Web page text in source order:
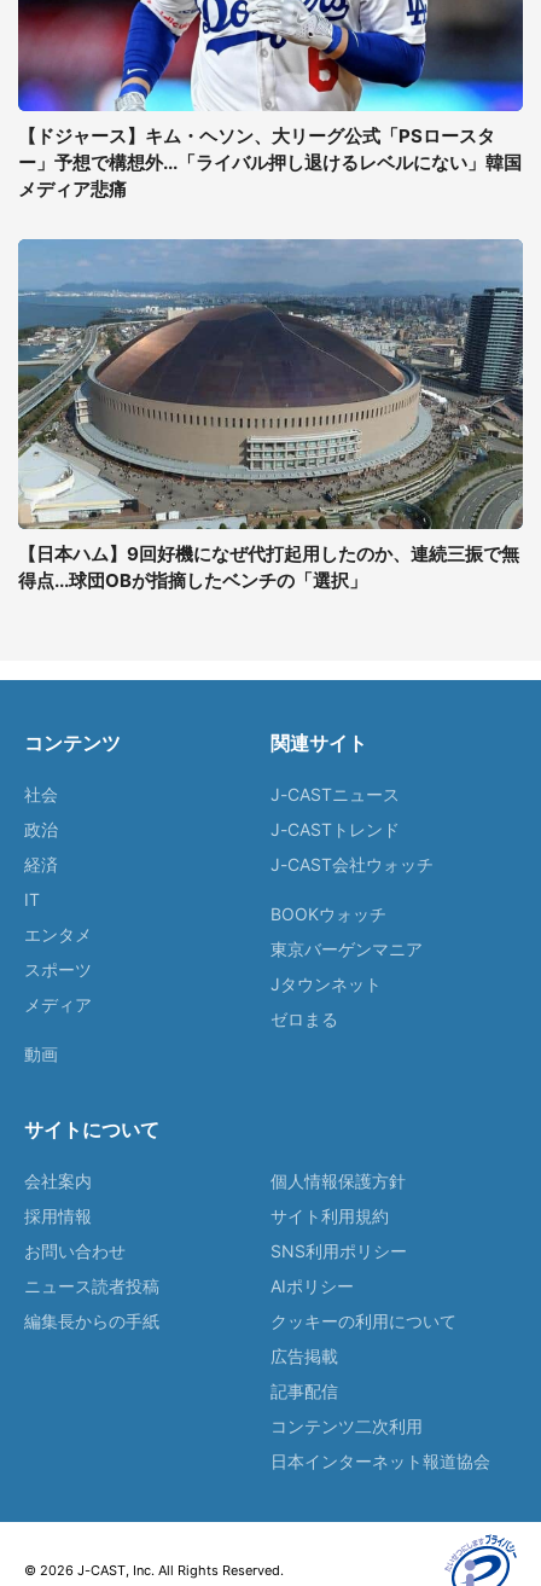
【ドジャース】キム・ヘソン、大リーグ公式「PSロースタ
ー」予想で構想外...「ライバル押し退けるレベルにない」韓国
メディア悲痛
【日本ハム】9回好機になぜ代打起用したのか、連続三振で無
得点...球団OBが指摘したベンチの「選択」
コンテンツ
社会
政治
経済
IT
エンタメ
スポーツ
メディア
動画
関連サイト
J-CASTニュース
J-CASTトレンド
J-CAST会社ウォッチ
BOOKウォッチ
東京バーゲンマニア
Jタウンネット
ゼロまる
サイトについて
会社案内
採用情報
お問い合わせ
ニュース読者投稿
編集長からの手紙
個人情報保護方針
サイト利用規約
SNS利用ポリシー
AIポリシー
クッキーの利用について
広告掲載
記事配信
コンテンツ二次利用
日本インターネット報道協会
© 2026 J-CAST, Inc. All Rights Reserved.